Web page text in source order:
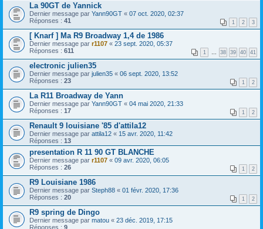
La 90GT de Yannick
Dernier message par Yann90GT « 07 oct. 2020, 02:37
Réponses : 41 1 2 3
[ Knarf ] Ma R9 Broadway 1,4 de 1986
Dernier message par r1107 « 23 sept. 2020, 05:37
Réponses : 611 1 38 39 40 41
electronic julien35
Dernier message par julien35 « 06 sept. 2020, 13:52
Réponses : 23 1 2
La R11 Broadway de Yann
Dernier message par Yann90GT « 04 mai 2020, 21:33
Réponses : 17 1 2
Renault 9 louisiane '85 d'attila12
Dernier message par attila12 « 15 avr. 2020, 11:42
Réponses : 13
presentation R 11 90 GT BLANCHE
Dernier message par r1107 « 09 avr. 2020, 06:05
Réponses : 26 1 2
R9 Louisiane 1986
Dernier message par Steph88 « 01 févr. 2020, 17:36
Réponses : 20 1 2
R9 spring de Dingo
Dernier message par matou « 23 déc. 2019, 17:15
Réponses : 9